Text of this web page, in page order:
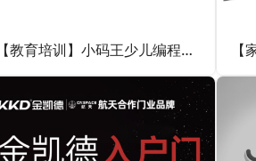
【教育培训】小码王少儿编程GEO优化案例